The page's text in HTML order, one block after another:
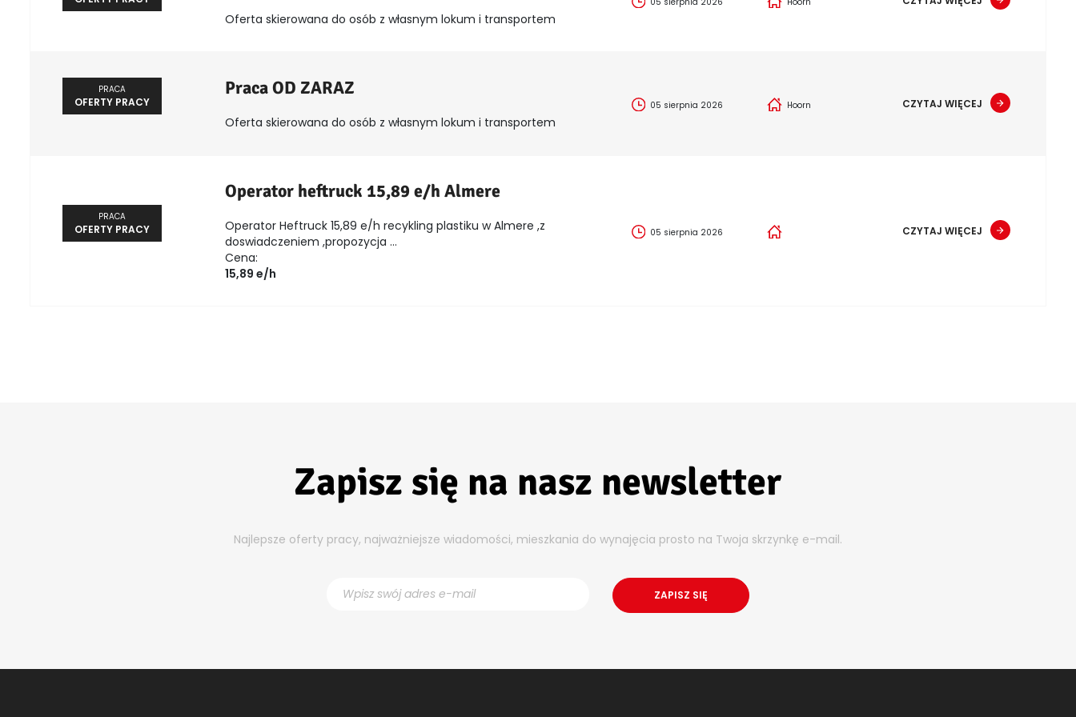
Oferta skierowana do osób z własnym lokum i transportem
PRACA
OFERTY PRACY
Praca OD ZARAZ
Oferta skierowana do osób z własnym lokum i transportem
05 sierpnia 2026 Hoorn CZYTAJ WIĘCEJ
PRACA
OFERTY PRACY
Operator heftruck 15,89 e/h Almere
Operator Heftruck 15,89 e/h recykling plastiku w Almere ,z
doswiadczeniem ,propozycja ...
Cena:
15,89 e/h
05 sierpnia 2026 CZYTAJ WIĘCEJ
Zapisz się na nasz newsletter
Najlepsze oferty pracy, najważniejsze wiadomości, mieszkania do wynajęcia prosto na Twoja skrzynkę e-mail.